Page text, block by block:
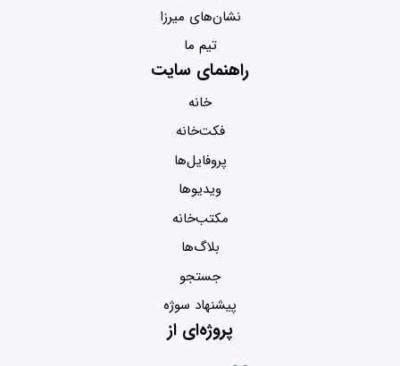
نشان‌های میرزا
تیم ما
راهنمای سایت
خانه
فکت‌خانه
پروفایل‌ها
ویدیو‌ها
مکتب‌خانه
بلاگ‌ها
جستجو
پیشنهاد سوژه
پروژه‌ای از